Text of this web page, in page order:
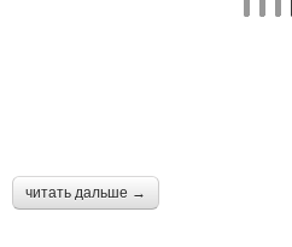
читать дальше →